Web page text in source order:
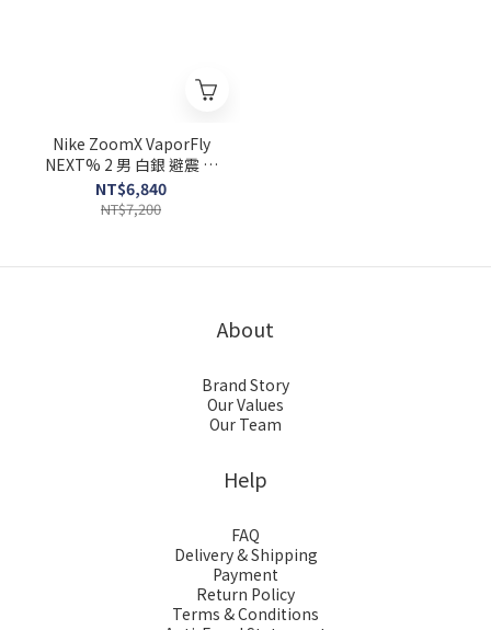
Nike ZoomX VaporFly
NEXT% 2 男 白銀 避震 路
跑 運動 透氣 慢跑鞋
CU4111-100
NT$6,840
NT$7,200
About
Brand Story
Our Values
Our Team
Help
FAQ
Delivery & Shipping
Payment
Return Policy
Terms & Conditions